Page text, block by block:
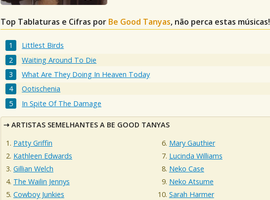
Top Tablaturas e Cifras por Be Good Tanyas, não perca estas músicas!
Littlest Birds
Waiting Around To Die
What Are They Doing In Heaven Today
Ootischenia
In Spite Of The Damage
ARTISTAS SEMELHANTES A BE GOOD TANYAS
Patty Griffin
Kathleen Edwards
Gillian Welch
The Wailin Jennys
Cowboy Junkies
Mary Gauthier
Lucinda Williams
Neko Case
Neko Atsume
Sarah Harmer